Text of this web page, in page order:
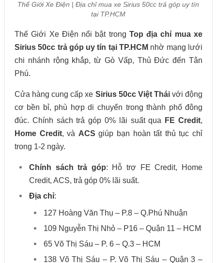
Thế Giới Xe Điện | Địa chỉ mua xe Sirius 50cc trả góp uy tín
tại TP.HCM
Thế Giới Xe Điện nổi bật trong Top địa chỉ mua xe
Sirius 50cc trả góp uy tín tại TP.HCM nhờ mạng lưới
chi nhánh rộng khắp, từ Gò Vấp, Thủ Đức đến Tân
Phú.
Cửa hàng cung cấp xe Sirius 50cc Việt Tháivới động
cơ bền bỉ, phù hợp di chuyển trong thành phố đông
đúc. Chính sách trả góp 0% lãi suất qua
FE Credit,
Home Credit, và ACS giúp bạn hoàn tất thủ tục chỉ
trong 1-2 ngày.
Chính sách trả góp: Hỗ trợ FE Credit, Home
Credit, ACS, trả góp 0% lãi suất.
Địa chỉ:
127 Hoàng Văn Thụ – P.8 – Q.Phú Nhuận
109 Nguyễn Thị Nhỏ – P16 – Quận 11 – HCM
65 Võ Thị Sáu – P. 6 – Q.3 – HCM
138 Võ Thị Sáu – P. Võ Thị Sáu – Quận 3 –